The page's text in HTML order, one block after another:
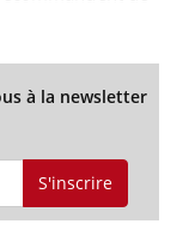
à la newsletter
S'inscrire